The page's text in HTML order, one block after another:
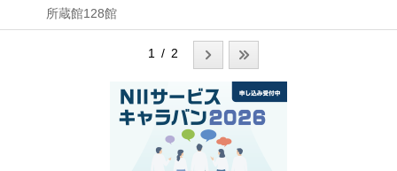
所蔵館128館
1 / 2